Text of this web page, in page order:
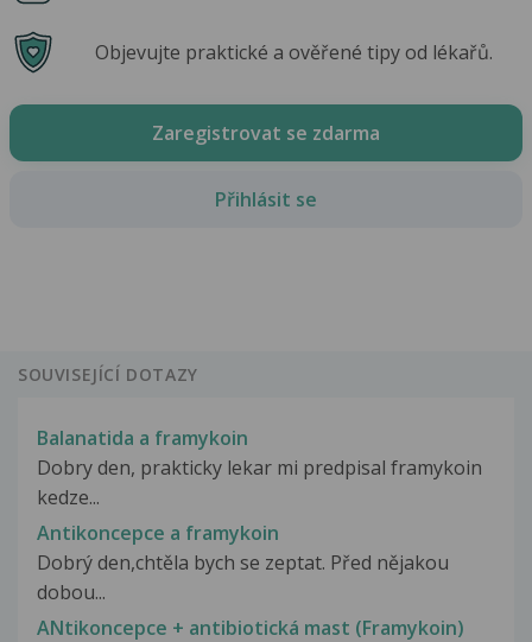
Objevujte praktické a ověřené tipy od lékařů.
Zaregistrovat se zdarma
Přihlásit se
SOUVISEJÍCÍ DOTAZY
Balanatida a framykoin
Dobry den, prakticky lekar mi predpisal framykoin
kedze...
Antikoncepce a framykoin
Dobrý den,chtěla bych se zeptat. Před nějakou
dobou...
ANtikoncepce + antibiotická mast (Framykoin)